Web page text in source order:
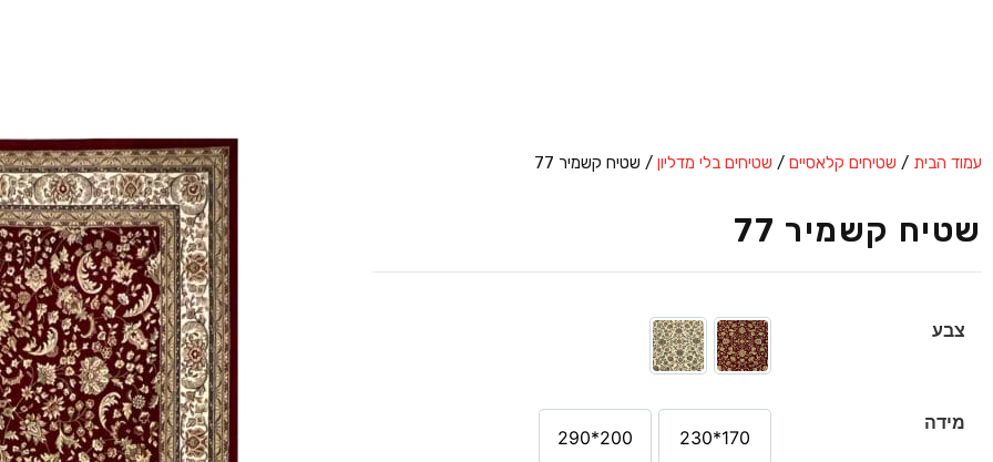
עמוד הבית / שטיחים קלאסיים / שטיחים בלי מדליון / שטיח קשמיר 77
שטיח קשמיר 77
צבע
מידה
170*230
200*290